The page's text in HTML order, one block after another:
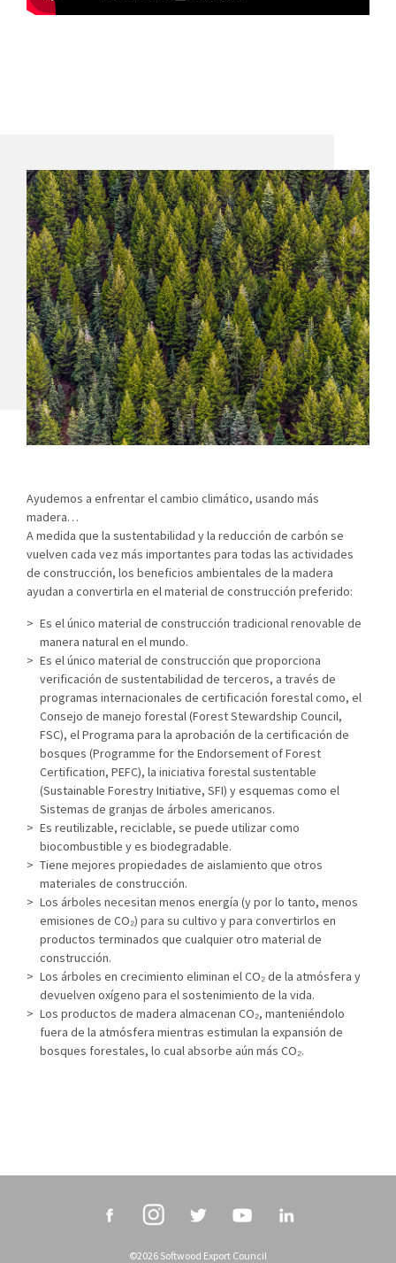
Ayudemos a enfrentar el cambio climático, usando más
madera…
A medida que la sustentabilidad y la reducción de carbón se
vuelven cada vez más importantes para todas las actividades
de construcción, los beneficios ambientales de la madera
ayudan a convertirla en el material de construcción preferido:
Es el único material de construcción tradicional renovable de
manera natural en el mundo.
Es el único material de construcción que proporciona
verificación de sustentabilidad de terceros, a través de
programas internacionales de certificación forestal como, el
Consejo de manejo forestal (Forest Stewardship Council,
FSC), el Programa para la aprobación de la certificación de
bosques (Programme for the Endorsement of Forest
Certification, PEFC), la iniciativa forestal sustentable
(Sustainable Forestry Initiative, SFI) y esquemas como el
Sistemas de granjas de árboles americanos.
Es reutilizable, reciclable, se puede utilizar como
biocombustible y es biodegradable.
Tiene mejores propiedades de aislamiento que otros
materiales de construcción.
Los árboles necesitan menos energía (y por lo tanto, menos
emisiones de CO₂) para su cultivo y para convertirlos en
productos terminados que cualquier otro material de
construcción.
Los árboles en crecimiento eliminan el CO₂ de la atmósfera y
devuelven oxígeno para el sostenimiento de la vida.
Los productos de madera almacenan CO₂, manteniéndolo
fuera de la atmósfera mientras estimulan la expansión de
bosques forestales, lo cual absorbe aún más CO₂.
©2026 Softwood Export Council